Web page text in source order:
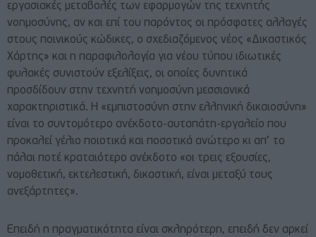
εργασιακές μεταβολές των εφαρμογών της τεχνητής
νοημοσύνης, αν και επί του παρόντος οι πρόσφατες αλλαγές
στους ποινικούς κώδικες, ο σχεδιαζόμενος νέος «Δικαστικός
Χάρτης» και η παραφιλολογία για νέου τύπου ιδιωτικές
φυλακές συνιστούν εξελίξεις, οι οποίες δυνητικά
προσδίδουν στην τεχνητή νοημοσύνη μεσσιανικά
χαρακτηριστικά. Η «εμπιστοσύνη στην ελληνική δικαιοσύνη»
είναι το συντομότερο ανέκδοτο-αυταπάτη-εργαλείο που
προκαλεί γέλιο ποιοτικά και ποσοτικά ανώτερο κι απ’ το
πάλαι ποτέ κραταιότερο ανέκδοτο «οι τρεις εξουσίες,
νομοθετική, εκτελεστική, δικαστική, είναι μεταξύ τους
ανεξάρτητες».
Επειδή η πραγματικότητα είναι σκληρότερη, επειδή δεν αρκεί